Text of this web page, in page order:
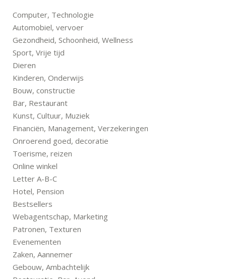
Computer, Technologie
Automobiel, vervoer
Gezondheid, Schoonheid, Wellness
Sport, Vrije tijd
Dieren
Kinderen, Onderwijs
Bouw, constructie
Bar, Restaurant
Kunst, Cultuur, Muziek
Financiën, Management, Verzekeringen
Onroerend goed, decoratie
Toerisme, reizen
Online winkel
Letter A-B-C
Hotel, Pension
Bestsellers
Webagentschap, Marketing
Patronen, Texturen
Evenementen
Zaken, Aannemer
Gebouw, Ambachtelijk